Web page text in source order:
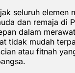
seluruh elemen
dan remaja di
dalam
tidak mudah
atau fitnah